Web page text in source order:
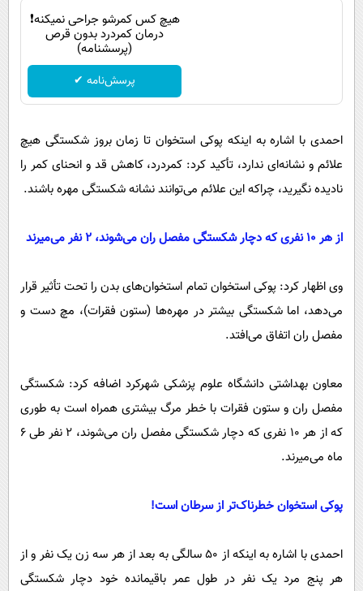
هیچ کس کمرشو جراحی نمیکنه❗
درمان کمردرد بدون قرص
(پرسشنامه)
پرسش‌نامه ✔
احمدی با اشاره به اینکه پوکی استخوان تا زمان بروز شکستگی هیچ
علائم و نشانه‌ای ندارد، تأکید کرد: کمردرد، کاهش قد و انحنای کمر را
نادیده نگیرید، چراکه این علائم می‌توانند نشانه شکستگی مهره باشند.
از هر ۱۰ نفری که دچار شکستگی مفصل ران می‌شوند، ۲ نفر می‌میرند
وی اظهار کرد: پوکی استخوان تمام استخوان‌های بدن را تحت تأثیر قرار
می‌دهد، اما شکستگی بیشتر در مهره‌ها (ستون فقرات)، مچ دست و
مفصل ران اتفاق می‌افتد.
معاون بهداشتی دانشگاه علوم پزشکی شهرکرد اضافه کرد: شکستگی
مفصل ران و ستون فقرات با خطر مرگ بیشتری همراه است به طوری
که از هر ۱۰ نفری که دچار شکستگی مفصل ران می‌شوند، ۲ نفر طی ۶
ماه می‌میرند.
پوکی استخوان خطرناک‌تر از سرطان است!
احمدی با اشاره به اینکه از ۵۰ سالگی به بعد از هر سه زن یک نفر و از
هر پنج مرد یک نفر در طول عمر باقیمانده خود دچار شکستگی